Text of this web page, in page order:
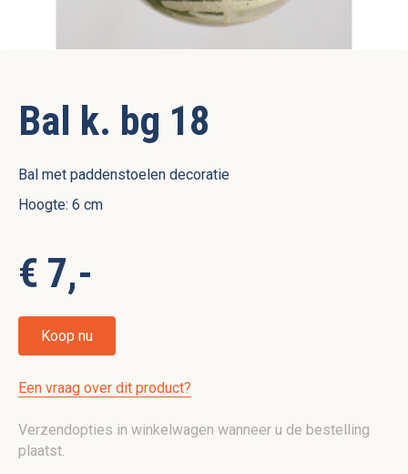
Bal k. bg 18
Bal met paddenstoelen decoratie
Hoogte: 6 cm
€ 7,-
Koop nu
Een vraag over dit product?
Verzendopties in winkelwagen wanneer u de bestelling
plaatst.